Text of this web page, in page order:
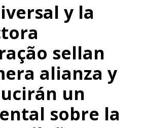
y la
sellan
alianza y
un
sobre la